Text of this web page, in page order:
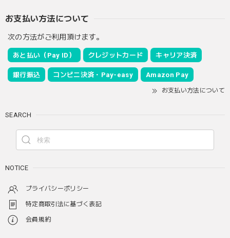
お支払い方法について
次の方法がご利用頂けます。
あと払い（Pay ID） クレジットカード キャリア決済
銀行振込 コンビニ決済・Pay-easy Amazon Pay
お支払い方法について
SEARCH
NOTICE
プライバシーポリシー
特定商取引法に基づく表記
会員規約